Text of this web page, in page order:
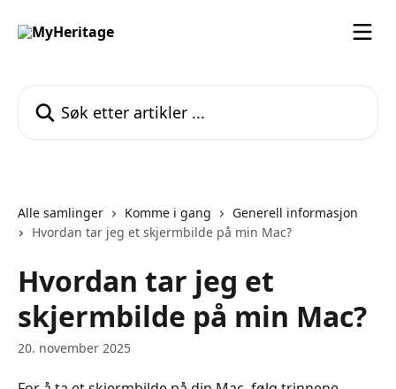
Alle samlinger Komme i gang
Generell informasjon
Hvordan tar jeg et skjermbilde på min Mac?
Hvordan tar jeg et
skjermbilde på min Mac?
20. november 2025